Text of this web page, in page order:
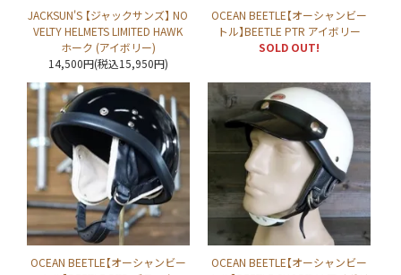
JACKSUN'S 【ジャックサンズ】 NO
VELTY HELMETS LIMITED HAWK
ホーク (アイボリー)
14,500円(税込15,950円)
OCEAN BEETLE【オーシャンビー
トル】BEETLE PTR アイボリー
SOLD OUT!
OCEAN BEETLE【オーシャンビー
OCEAN BEETLE【オーシャンビー